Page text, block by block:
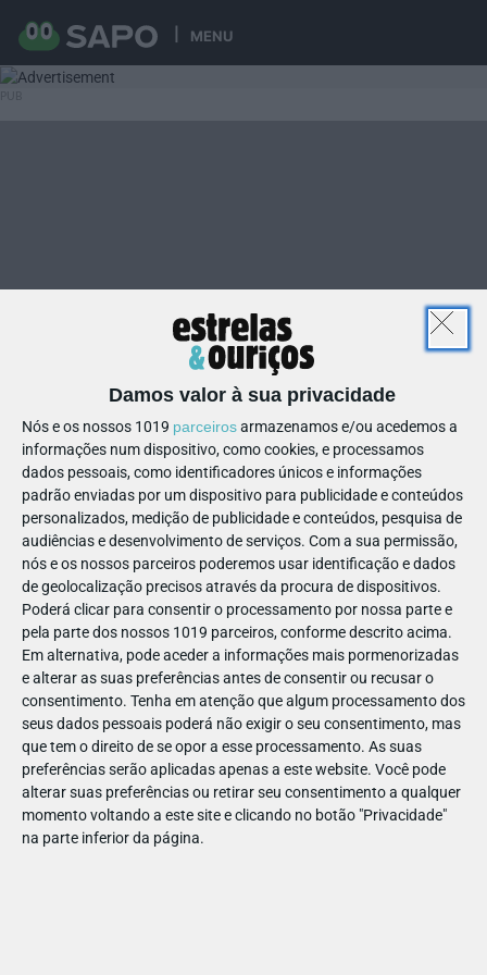
MENU
Damos valor à sua privacidade
Nós e os nossos 1019 parceirosarmazenamos e/ou acedemos a
informações num dispositivo, como cookies, e processamos
dados pessoais, como identificadores únicos e informações
padrão enviadas por um dispositivo para publicidade e conteúdos
personalizados, medição de publicidade e conteúdos, pesquisa de
audiências e desenvolvimento de serviços. Com a sua permissão,
nós e os nossos parceiros poderemos usar identificação e dados
de geolocalização precisos através da procura de dispositivos.
Poderá clicar para consentir o processamento por nossa parte e
pela parte dos nossos 1019 parceiros, conforme descrito acima.
Em alternativa, pode aceder a informações mais pormenorizadas
e alterar as suas preferências antes de consentir ou recusar o
consentimento. Tenha em atenção que algum processamento dos
seus dados pessoais poderá não exigir o seu consentimento, mas
que tem o direito de se opor a esse processamento. As suas
preferências serão aplicadas apenas a este website. Você pode
alterar suas preferências ou retirar seu consentimento a qualquer
momento voltando a este site e clicando no botão "Privacidade"
na parte inferior da página.
23
8545155179505